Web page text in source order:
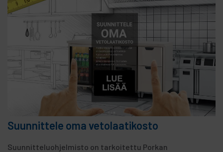
Suunnittele oma vetolaatikosto
Suunnitteluohjelmisto on tarkoitettu Porkan